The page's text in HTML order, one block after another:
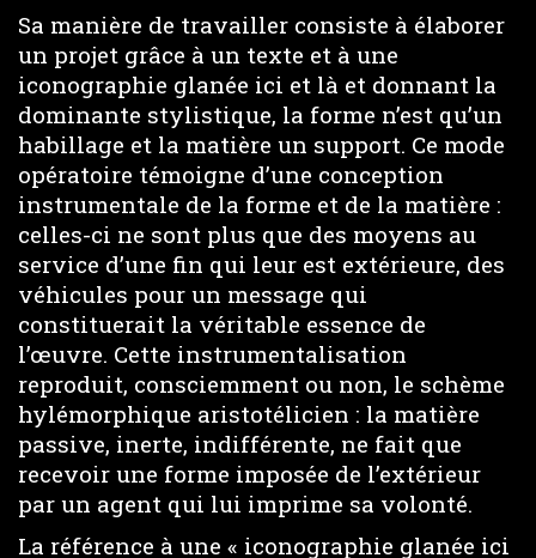
Sa manière de travailler consiste à élaborer
un projet grâce à un texte et à une
iconographie glanée ici et là et donnant la
dominante stylistique, la forme n’est qu’un
habillage et la matière un support. Ce mode
opératoire témoigne d’une conception
instrumentale de la forme et de la matière :
celles-ci ne sont plus que des moyens au
service d’une fin qui leur est extérieure, des
véhicules pour un message qui
constituerait la véritable essence de
l’œuvre. Cette instrumentalisation
reproduit, consciemment ou non, le schème
hylémorphique aristotélicien : la matière
passive, inerte, indifférente, ne fait que
recevoir une forme imposée de l’extérieur
par un agent qui lui imprime sa volonté.
La référence à une « iconographie glanée ici